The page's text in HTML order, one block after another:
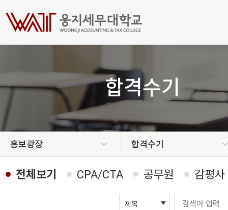
합격수기
홍보광장 합격수기
전체보기 CPA/CTA 공무원 감평사